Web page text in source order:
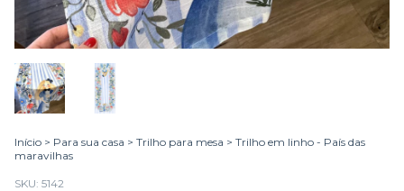
Início > Para sua casa > Trilho para mesa > Trilho em linho - País das
maravilhas
SKU: 5142